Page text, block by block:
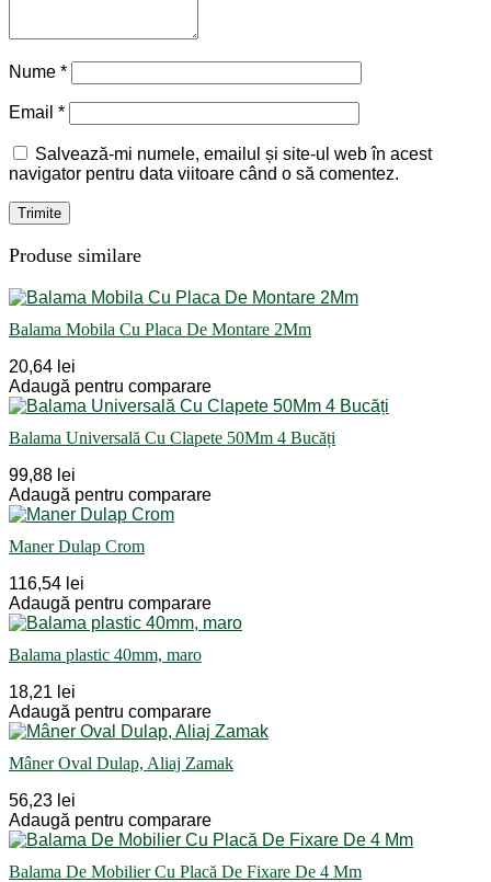
Nume *
Email *
Salvează-mi numele, emailul și site-ul web în acest
navigator pentru data viitoare când o să comentez.
Produse similare
Balama Mobila Cu Placa De Montare 2Mm
20,64 lei
Adaugă pentru comparare
Balama Universală Cu Clapete 50Mm 4 Bucăți
99,88 lei
Adaugă pentru comparare
Maner Dulap Crom
116,54 lei
Adaugă pentru comparare
Balama plastic 40mm, maro
18,21 lei
Adaugă pentru comparare
Mâner Oval Dulap, Aliaj Zamak
56,23 lei
Adaugă pentru comparare
Balama De Mobilier Cu Placă De Fixare De 4 Mm